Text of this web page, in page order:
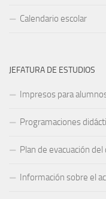
Calendario escolar
JEFATURA DE ESTUDIOS
Impresos para
Programaciones
Plan de evacuación
Información sobre el